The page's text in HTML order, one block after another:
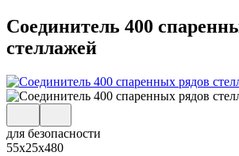
Соединитель 400
стеллажей
для безопасности
55x25x480